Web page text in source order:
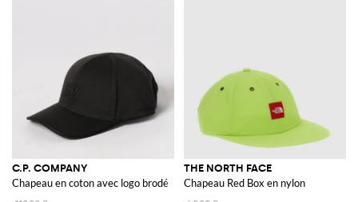
C.P. COMPANY
Chapeau en coton avec logo brodé
THE NORTH FACE
Chapeau Red Box en nylon